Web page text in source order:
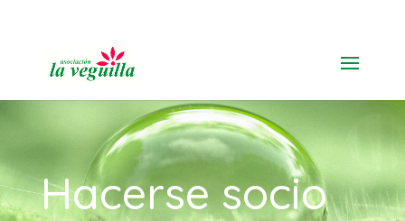
Hacerse socio